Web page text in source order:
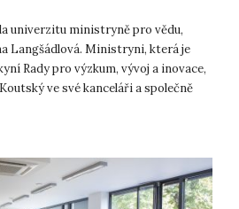
univerzitu ministryně pro vědu,
Langšádlová. Ministryni, která je
Rady pro výzkum, vývoj a inovace,
ve své kanceláři a společně